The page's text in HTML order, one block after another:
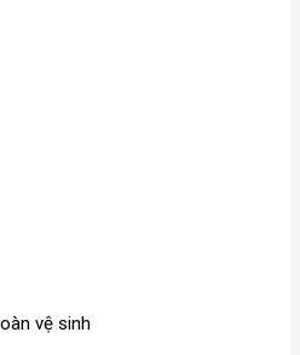
vệ sinh